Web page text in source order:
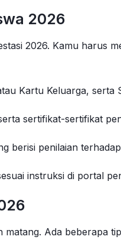
2026
2026. Kamu harus
Kartu Keluarga,
sertifikat-sertifikat
berisi penilaian
instruksi di portal
Ada beberapa